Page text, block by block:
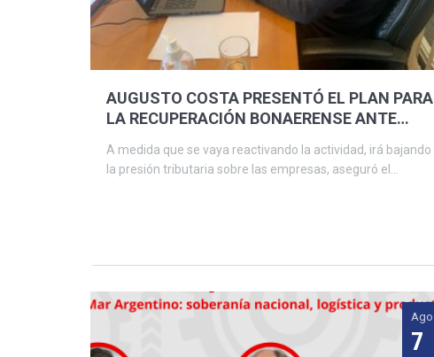
AUGUSTO COSTA PRESENTÓ EL PLAN PARA
LA RECUPERACIÓN BONAERENSE ANTE
A medida que se vaya reactivando la actividad, irá bajando
la presión tributaria sobre las empresas, aseguró el...
Ago
7